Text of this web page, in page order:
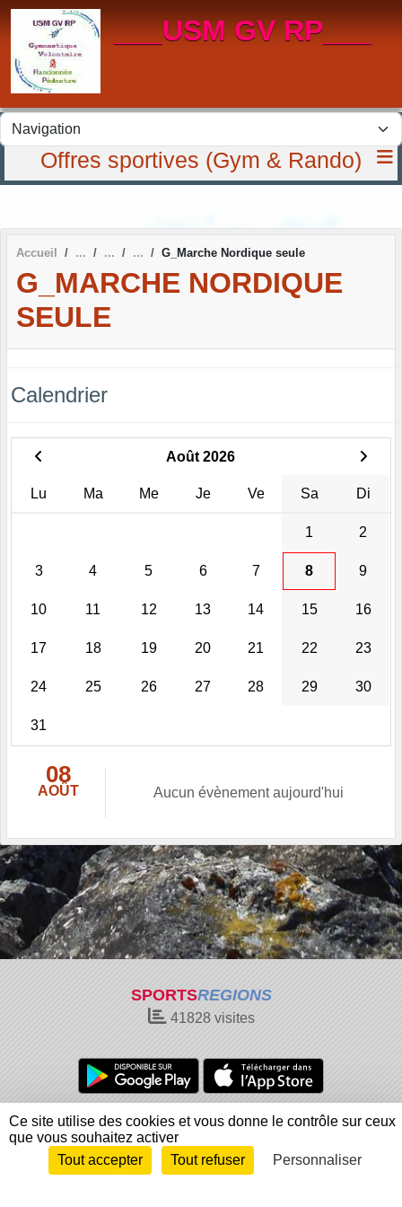
___USM GV RP___
Offres sportives (Gym & Rando)
Accueil G_Marche Nordique seule
G_MARCHE NORDIQUE
SEULE
Calendrier
Août 2026
Lu Ma Me Je Ve Sa Di
1 2
3 4 5 6 7 8 9
10 11 12 13 14 15 16
17 18 19 20 21 22 23
24 25 26 27 28 29 30
31
08
AOÛT Aucun évènement aujourd'hui
SPORTSREGIONS
41828visites
Charte cookies
Gestion des cookies
Informations légales
Signaler un contenu inapproprié
Envie de participer ?
Connexion
Panneau de gestion des cookies
Ce site utilise des cookies et vous donne le contrôle sur ceux
que vous souhaitez activer
Tout accepter
Tout refuser Personnaliser